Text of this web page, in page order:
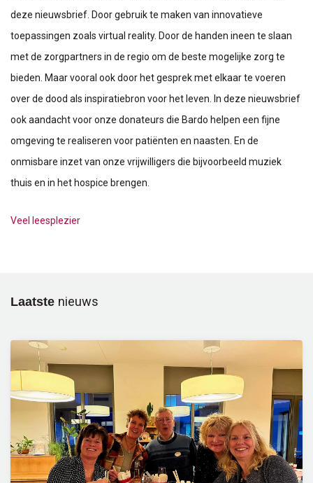
deze nieuwsbrief. Door gebruik te maken van innovatieve
toepassingen zoals virtual reality. Door de handen ineen te slaan
met de zorgpartners in de regio om de beste mogelijke zorg te
bieden. Maar vooral ook door het gesprek met elkaar te voeren
over de dood als inspiratiebron voor het leven. In deze nieuwsbrief
ook aandacht voor onze donateurs die Bardo helpen een fijne
omgeving te realiseren voor patiënten en naasten. En de
onmisbare inzet van onze vrijwilligers die bijvoorbeeld muziek
thuis en in het hospice brengen.
Veel leesplezier
Laatste nieuws